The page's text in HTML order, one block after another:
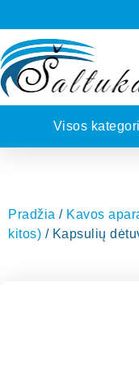
Visos
Pradžia / Kavos
kitos) / Kapsulių